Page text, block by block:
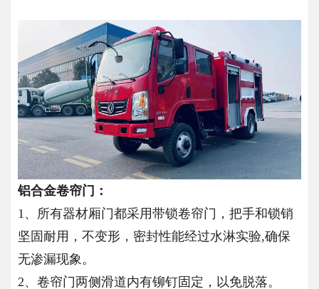
铝合金卷帘门：
1、所有器材厢门都采用带锁卷帘门，把手和锁销
坚固耐用，不变形，密封性能经过水淋实验,确保
无渗漏现象。
2、卷帘门两侧滑道内有铆钉固定，以免脱落。